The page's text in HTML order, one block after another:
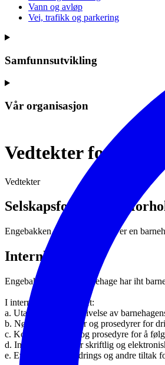
Vann og avløp
Vei, trafikk og parkering
Samfunnsutvikling
Vår organisasjon
Vedtekter for
Vedtekter
Selskapsform og
Engebakken familiebarnehage er en
Internkontroll
Engebakken familiebarnehage har iht
I internkontrollen er det:
a. Utarbeidet en beskrivelse av
b. Nødvendige rutiner og prosedyrer for
c. Kontrollskjemaer og prosedyre for å
d. Internkontrollen er skriftlig og
e. Evaluering, forbedrings og andre tiltak